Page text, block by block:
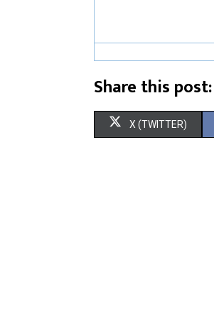
Share this post:
X (TWITTER)